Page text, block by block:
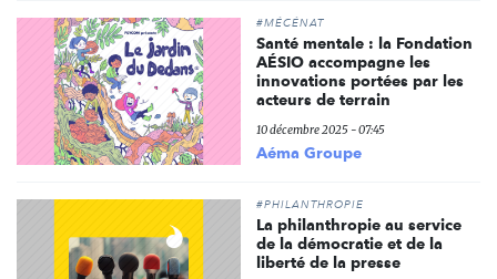
#MÉCÉNAT
Santé mentale : la Fondation
AÉSIO accompagne les
innovations portées par les
acteurs de terrain
10 décembre 2025 - 07:45
Aéma Groupe
#PHILANTHROPIE
La philanthropie au service
de la démocratie et de la
liberté de la presse